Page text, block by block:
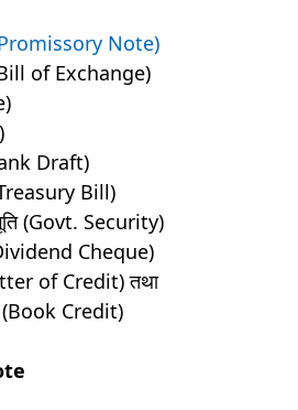
(Promissory Note)
of Exchange)
Draft)
Bill)
(Govt. Security)
Cheque)
of Credit) तथा
(Book Credit)